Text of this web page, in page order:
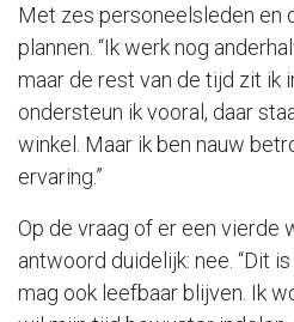
Met zes personeelsleden en
plannen. “Ik werk nog
maar de rest van de tijd zit ik
ondersteun ik vooral, daar
winkel. Maar ik ben nauw
ervaring.”
Op de vraag of er een vierde
antwoord duidelijk: nee. “Dit
mag ook leefbaar blijven. Ik